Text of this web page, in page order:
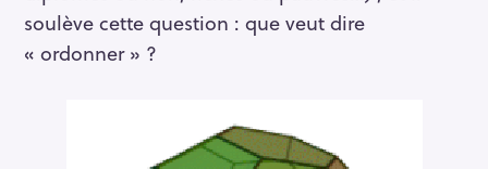
soulève cette question : que veut dire
« ordonner » ?